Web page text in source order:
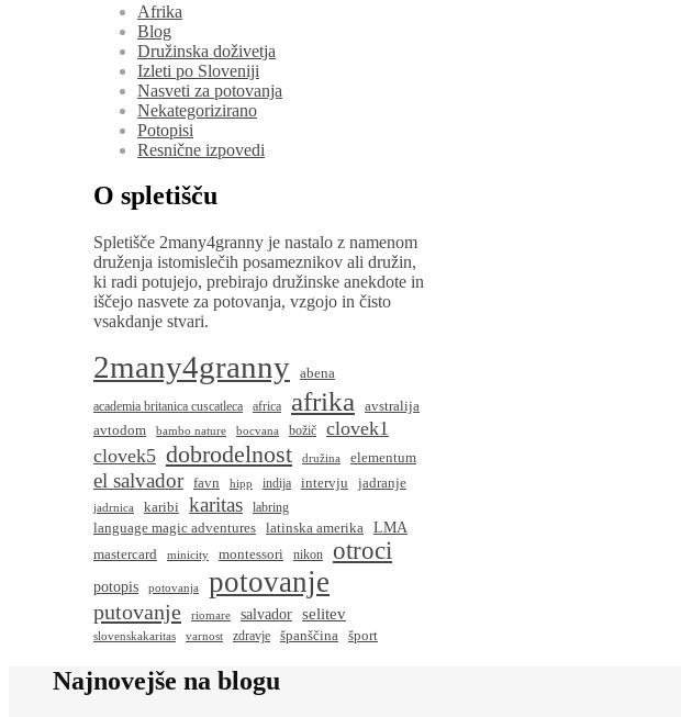
Afrika
Blog
Družinska doživetja
Izleti po Sloveniji
Nasveti za potovanja
Nekategorizirano
Potopisi
Resnične izpovedi
O spletišču
Spletišče 2many4granny je nastalo z namenom
druženja istomislečih posameznikov ali družin,
ki radi potujejo, prebirajo družinske anekdote in
iščejo nasvete za potovanja, vzgojo in čisto
vsakdanje stvari.
2many4granny abena
academia britanica cuscatleca africa afrika
avstralija
avtodom
bambo nature bocvana božič
clovek1
clovek5 dobrodelnost družina elementum
el salvador favn hipp indija intervju jadranje
jadrnica karibi karitas labring
language magic adventures latinska amerika LMA
mastercard minicity montessori nikon otroci
potopis potovanja potovanje
putovanje riomare salvador selitev
slovenskakaritas varnost zdravje španščina šport
Najnovejše na blogu